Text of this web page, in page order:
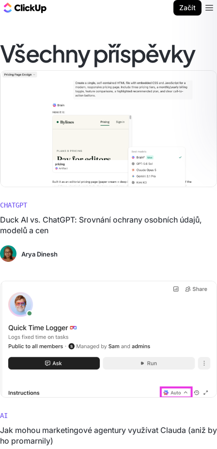
Začít
Všechny příspěvky
CHATGPT
Duck AI vs. ChatGPT: Srovnání ochrany osobních údajů,
modelů a cen
Arya Dinesh
AI
Jak mohou marketingové agentury využívat Clauda (aniž by
ho promarnily)